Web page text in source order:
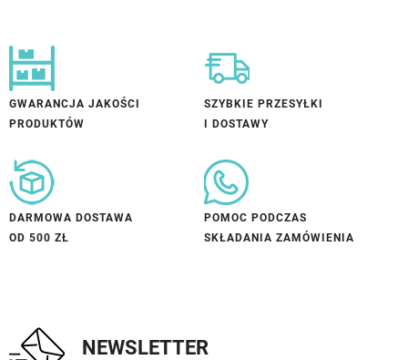
GWARANCJA JAKOŚCI
PRODUKTÓW
SZYBKIE PRZESYŁKI
I DOSTAWY
DARMOWA DOSTAWA
OD 500 ZŁ
POMOC PODCZAS
SKŁADANIA ZAMÓWIENIA
NEWSLETTER